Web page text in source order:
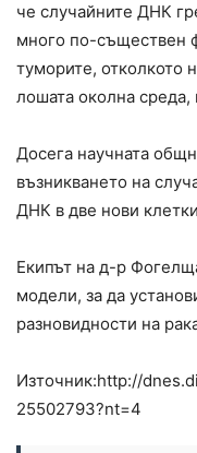
че случайните ДНК
много по-съществен
туморите, отколкото
лошата околна среда,
Досега научната
възникването на
ДНК в две нови
Екипът на д-р
модели, за да
разновидности на
Източник:http://
25502793?nt=4